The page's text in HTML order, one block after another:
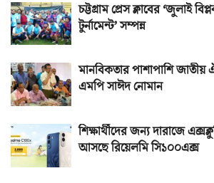
চট্টগ্রাম প্রেস ক্লাবের ‘জুলাই
টুর্নামেন্ট’ সম্পন্ন
মানবিকতার পাশাপাশি জাতীয়
এমপি সাঈদ নোমান
শিক্ষার্থীদের জন্য দারাজে
আসছে রিয়েলমি সি১০০এক্স